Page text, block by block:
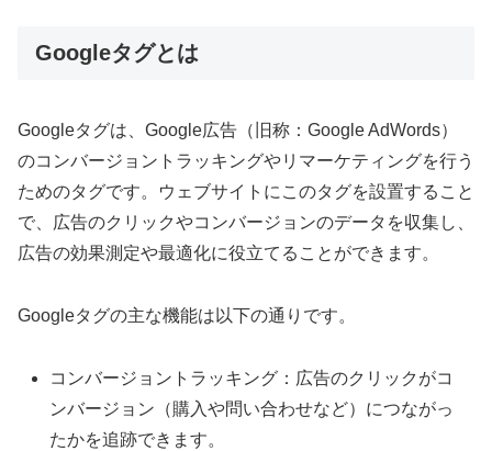
Googleタグとは
Googleタグは、Google広告（旧称：Google AdWords）
のコンバージョントラッキングやリマーケティングを行う
ためのタグです。ウェブサイトにこのタグを設置すること
で、広告のクリックやコンバージョンのデータを収集し、
広告の効果測定や最適化に役立てることができます。
Googleタグの主な機能は以下の通りです。
コンバージョントラッキング：広告のクリックがコ
ンバージョン（購入や問い合わせなど）につながっ
たかを追跡できます。